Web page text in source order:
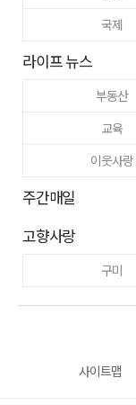
국제
라이프 뉴스
부동산
교육
이웃사랑
주간매일
고향사랑
구미
사이트맵